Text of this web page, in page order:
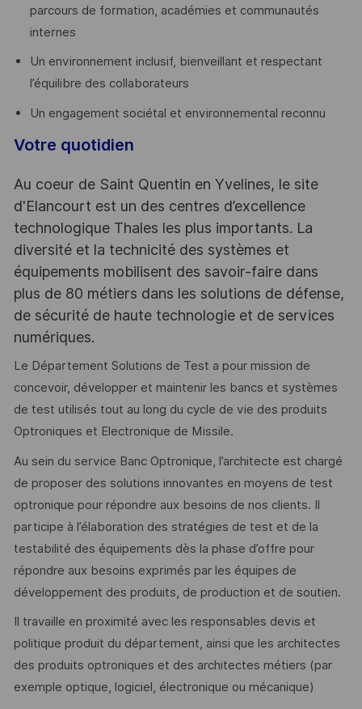
parcours de formation, académies et communautés
internes
Un environnement inclusif, bienveillant et respectant
l’équilibre des collaborateurs
Un engagement sociétal et environnemental reconnu
Votre quotidien
Au coeur de Saint Quentin en Yvelines, le site
d'Elancourt est un des centres d’excellence
technologique Thales les plus importants. La
diversité et la technicité des systèmes et
équipements mobilisent des savoir-faire dans
plus de 80 métiers dans les solutions de défense,
de sécurité de haute technologie et de services
numériques.
Le Département Solutions de Test a pour mission de
concevoir, développer et maintenir les bancs et systèmes
de test utilisés tout au long du cycle de vie des produits
Optroniques et Electronique de Missile.
Au sein du service Banc Optronique, l’architecte est chargé
de proposer des solutions innovantes en moyens de test
optronique pour répondre aux besoins de nos clients. Il
participe à l’élaboration des stratégies de test et de la
testabilité des équipements dès la phase d’offre pour
répondre aux besoins exprimés par les équipes de
développement des produits, de production et de soutien.
Il travaille en proximité avec les responsables devis et
politique produit du département, ainsi que les architectes
des produits optroniques et des architectes métiers (par
exemple optique, logiciel, électronique ou mécanique)